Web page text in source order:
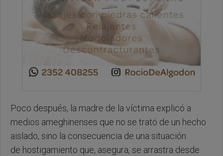
Poco después, la madre de la víctima explicó a
medios ameghinenses que no se trató de un hecho
aislado, sino la consecuencia de una situación
de hostigamiento que, asegura, se arrastra desde